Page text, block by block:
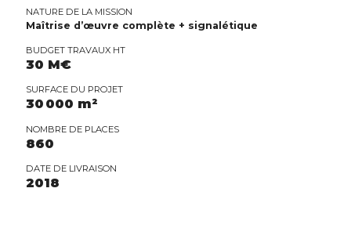
NATURE DE LA MISSION
Maîtrise d’œuvre complète + signalétique
BUDGET TRAVAUX HT
30 M€
SURFACE DU PROJET
30 000 m²
NOMBRE DE PLACES
860
DATE DE LIVRAISON
2018